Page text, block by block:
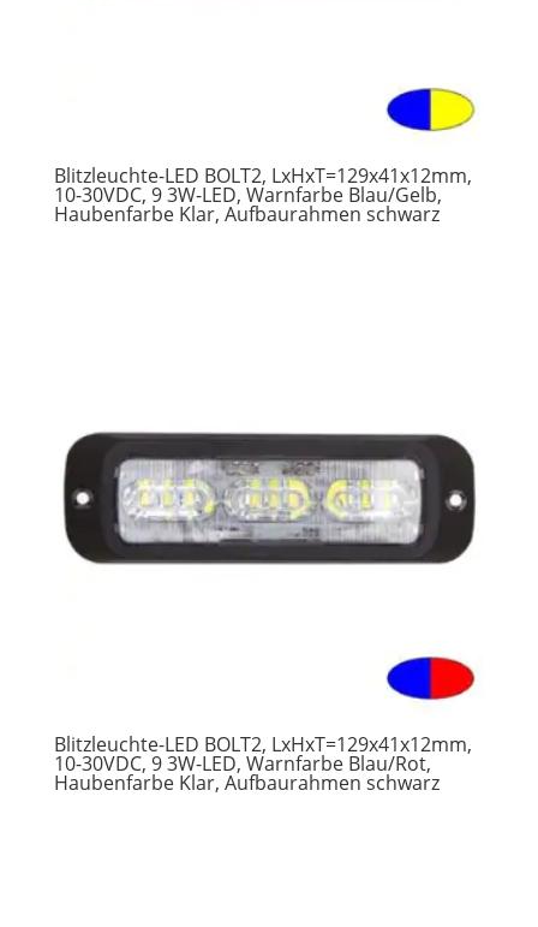
Blitzleuchte-LED BOLT2, LxHxT=129x41x12mm,
10-30VDC, 9 3W-LED, Warnfarbe Blau/Gelb,
Haubenfarbe Klar, Aufbaurahmen schwarz
Blitzleuchte-LED BOLT2, LxHxT=129x41x12mm,
10-30VDC, 9 3W-LED, Warnfarbe Blau/Rot,
Haubenfarbe Klar, Aufbaurahmen schwarz